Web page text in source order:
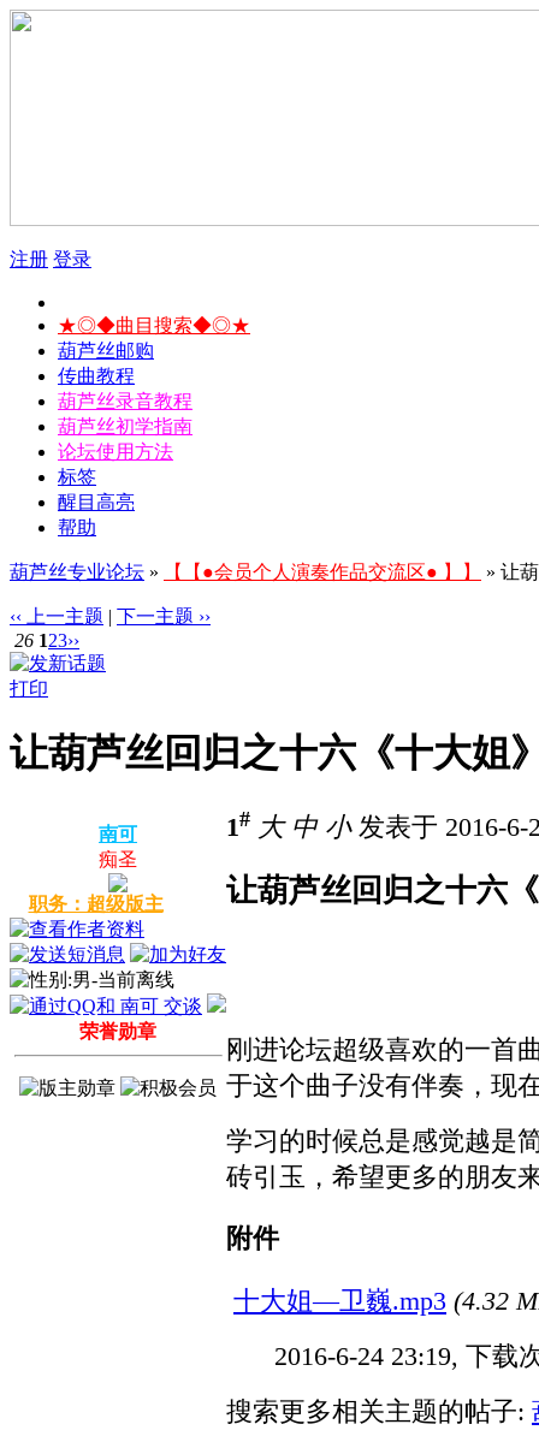
注册 登录
★◎◆曲目搜索◆◎★
葫芦丝邮购
传曲教程
葫芦丝录音教程
葫芦丝初学指南
论坛使用方法
标签
醒目高亮
帮助
葫芦丝专业论坛 » 【【●会员个人演奏作品交流区● 】】 » 让
‹‹ 上一主题 | 下一主题 ››
26 123››
打印
让葫芦丝回归之十六《十大姐
南可
痴圣
职务：超级版主
荣誉勋章
1# 大 中 小发表于 2016-
让葫芦丝回归之十六
刚进论坛超级喜欢的一首
于这个曲子没有伴奏，现
学习的时候总是感觉越是
砖引玉，希望更多的朋友
附件
十大姐—卫巍.mp3 (4.32
2016-6-24 23:19, 下载
搜索更多相关主题的帖子: